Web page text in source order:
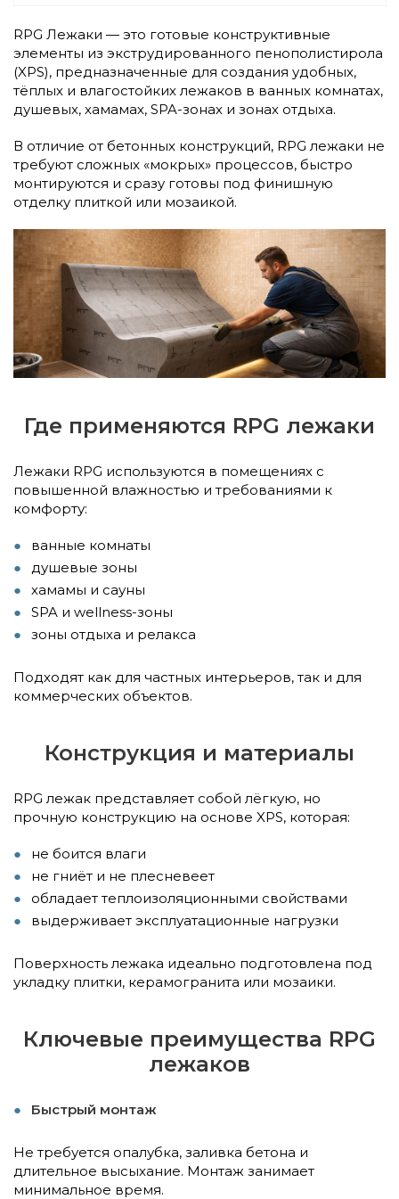
RPG Лежаки — это готовые конструктивные
элементы из экструдированного пенополистирола
(XPS), предназначенные для создания удобных,
тёплых и влагостойких лежаков в ванных комнатах,
душевых, хамамах, SPA-зонах и зонах отдыха.
В отличие от бетонных конструкций, RPG лежаки не
требуют сложных «мокрых» процессов, быстро
монтируются и сразу готовы под финишную
отделку плиткой или мозаикой.
Где применяются RPG лежаки
Лежаки RPG используются в помещениях с
повышенной влажностью и требованиями к
комфорту:
ванные комнаты
душевые зоны
хамамы и сауны
SPA и wellness-зоны
зоны отдыха и релакса
Подходят как для частных интерьеров, так и для
коммерческих объектов.
Конструкция и материалы
RPG лежак представляет собой лёгкую, но
прочную конструкцию на основе XPS, которая:
не боится влаги
не гниёт и не плесневеет
обладает теплоизоляционными свойствами
выдерживает эксплуатационные нагрузки
Поверхность лежака идеально подготовлена под
укладку плитки, керамогранита или мозаики.
Ключевые преимущества RPG
лежаков
Быстрый монтаж
Не требуется опалубка, заливка бетона и
длительное высыхание. Монтаж занимает
минимальное время.